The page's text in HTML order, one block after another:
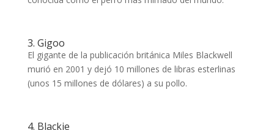
3. Gigoo
El gigante de la publicación británica Miles Blackwell
murió en 2001 y dejó 10 millones de libras esterlinas
(unos 15 millones de dólares) a su pollo.
4. Blackie